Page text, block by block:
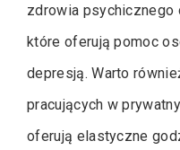
zdrowia psychicznego
które oferują pomoc
depresją. Warto
pracujących w
oferują elastyczne